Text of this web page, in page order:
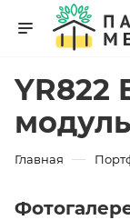
YR822
Главная —